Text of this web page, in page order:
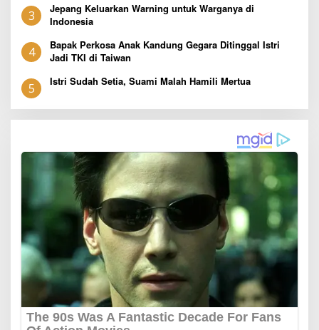
3
Jepang Keluarkan Warning untuk Warganya di
Indonesia
4
Bapak Perkosa Anak Kandung Gegara Ditinggal Istri
Jadi TKI di Taiwan
5 Istri Sudah Setia, Suami Malah Hamili Mertua